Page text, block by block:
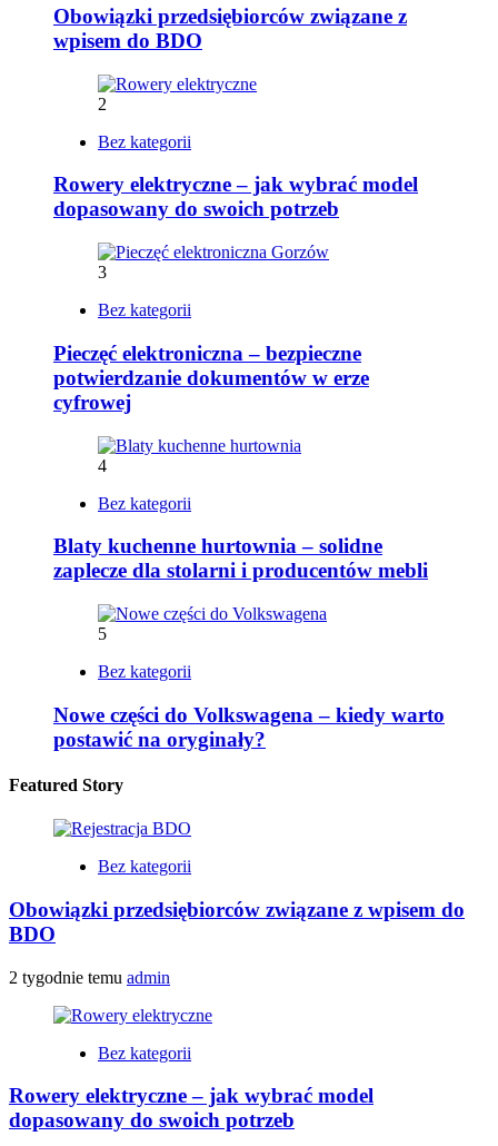
Obowiązki przedsiębiorców związane z
wpisem do BDO
2
Bez kategorii
Rowery elektryczne – jak wybrać model
dopasowany do swoich potrzeb
3
Bez kategorii
Pieczęć elektroniczna – bezpieczne
potwierdzanie dokumentów w erze
cyfrowej
4
Bez kategorii
Blaty kuchenne hurtownia – solidne
zaplecze dla stolarni i producentów mebli
5
Bez kategorii
Nowe części do Volkswagena – kiedy warto
postawić na oryginały?
Featured Story
Bez kategorii
Obowiązki przedsiębiorców związane z wpisem do
BDO
2 tygodnie temu admin
Bez kategorii
Rowery elektryczne – jak wybrać model
dopasowany do swoich potrzeb